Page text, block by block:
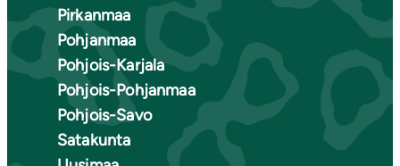
Pirkanmaa
Pohjanmaa
Pohjois-Karjala
Pohjois-Pohjanmaa
Pohjois-Savo
Satakunta